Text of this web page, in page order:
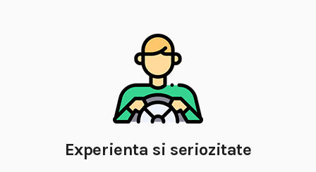
Experienta si seriozitate